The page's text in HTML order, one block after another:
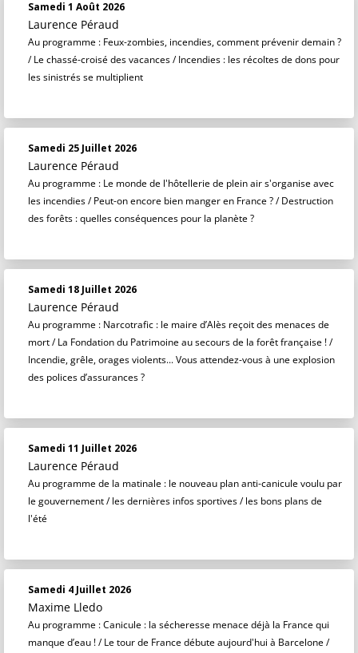
Samedi 1 Août 2026
Laurence Péraud
Au programme : Feux-zombies, incendies, comment prévenir demain ?
/ Le chassé-croisé des vacances / Incendies : les récoltes de dons pour
les sinistrés se multiplient
Samedi 25 Juillet 2026
Laurence Péraud
Au programme : Le monde de l'hôtellerie de plein air s'organise avec
les incendies / Peut-on encore bien manger en France ? / Destruction
des forêts : quelles conséquences pour la planète ?
Samedi 18 Juillet 2026
Laurence Péraud
Au programme : Narcotrafic : le maire d’Alès reçoit des menaces de
mort / La Fondation du Patrimoine au secours de la forêt française ! /
Incendie, grêle, orages violents... Vous attendez-vous à une explosion
des polices d’assurances ?
Samedi 11 Juillet 2026
Laurence Péraud
Au programme de la matinale : le nouveau plan anti-canicule voulu par
le gouvernement / les dernières infos sportives / les bons plans de
l'été
Samedi 4 Juillet 2026
Maxime Lledo
Au programme : Canicule : la sécheresse menace déjà la France qui
manque d’eau ! / Le tour de France débute aujourd'hui à Barcelone /